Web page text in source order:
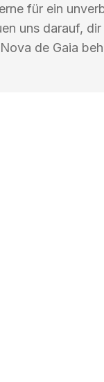
für ein
uns darauf, dir
de Gaia